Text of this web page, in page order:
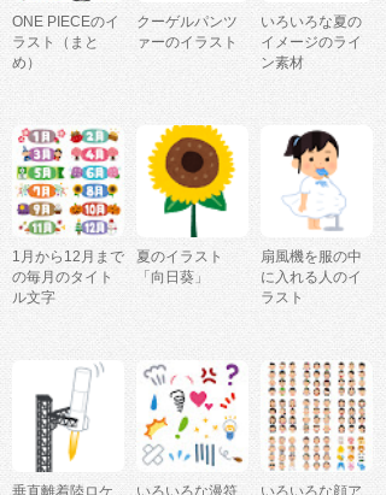
ONE PIECEのイ
ラスト（まと
め）
クーゲルパンツ
ァーのイラスト
いろいろな夏の
イメージのライ
ン素材
1月から12月まで
の毎月のタイト
ル文字
夏のイラスト
「向日葵」
扇風機を服の中
に入れる人のイ
ラスト